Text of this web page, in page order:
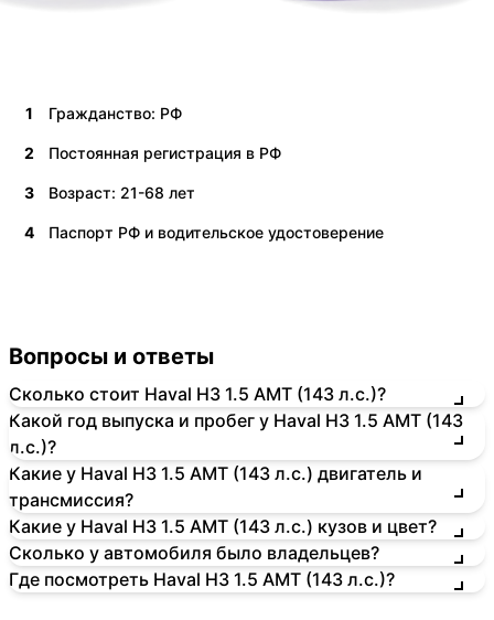
1 Гражданство: РФ
2 Постоянная регистрация в РФ
3 Возраст: 21-68 лет
4 Паспорт РФ и водительское удостоверение
Вопросы и ответы
Сколько стоит Haval H3 1.5 AMT (143 л.с.)?
Какой год выпуска и пробег у Haval H3 1.5 AMT (143
л.с.)?
Какие у Haval H3 1.5 AMT (143 л.с.) двигатель и
трансмиссия?
Какие у Haval H3 1.5 AMT (143 л.с.) кузов и цвет?
Сколько у автомобиля было владельцев?
Где посмотреть Haval H3 1.5 AMT (143 л.с.)?